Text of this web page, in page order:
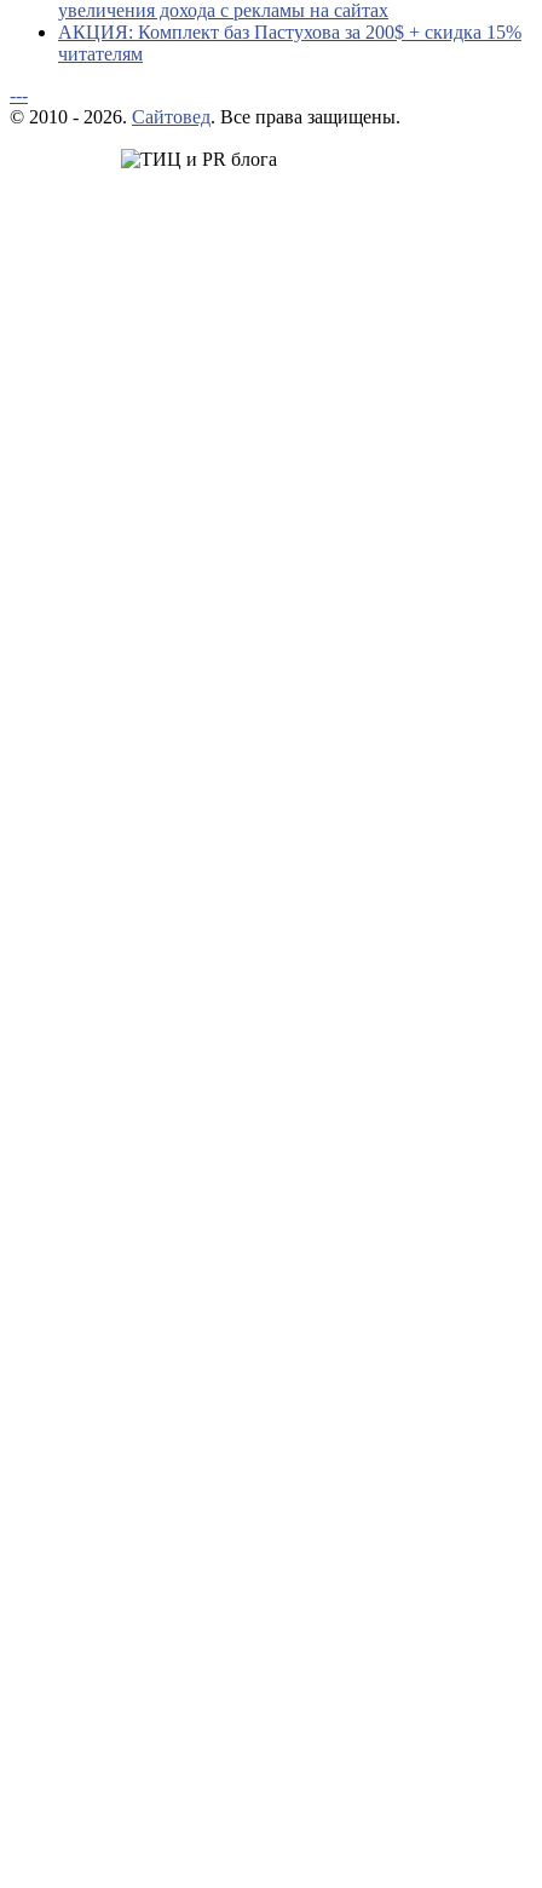
увеличения дохода с рекламы на сайтах
АКЦИЯ: Комплект баз Пастухова за 200$ + скидка 15%
читателям
---
© 2010 - 2026. Сайтовед. Все права защищены.